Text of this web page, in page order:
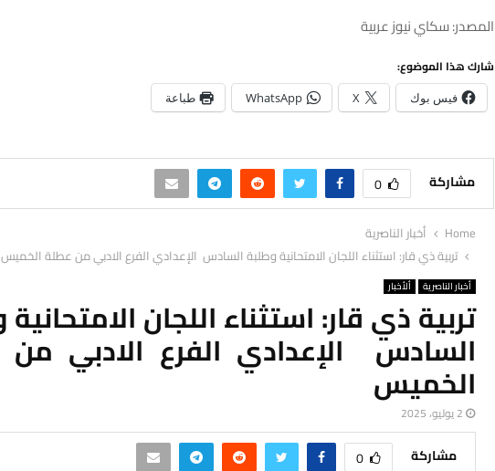
المصدر: سكاي نيوز عربية
شارك هذا الموضوع:
فيس بوك X
WhatsApp طباعة
مشاركة 0
Home
أخبار الناصرية
تربية ذي قار: استثناء اللجان الامتحانية وطلبة السادس الإعدادي الفرع الادبي من عطلة الخميس
أخبار الناصرية ألأخبار
تربية ذي قار: استثناء اللجان
السادس الإعدادي الفرع الادبي
الخميس
2 يوليو، 2025
مشاركة 0